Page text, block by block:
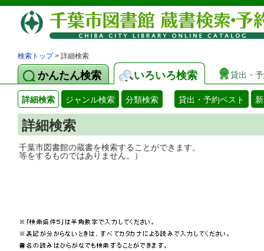
検索トップ> 詳細検索
かんたん検索 いろいろ検索 貸出・
詳細検索 ジャンル検索 分類検索 貸出・予約ベスト
詳細検索
千葉市図書館の蔵書を検索することがで
等をするものではありません。）